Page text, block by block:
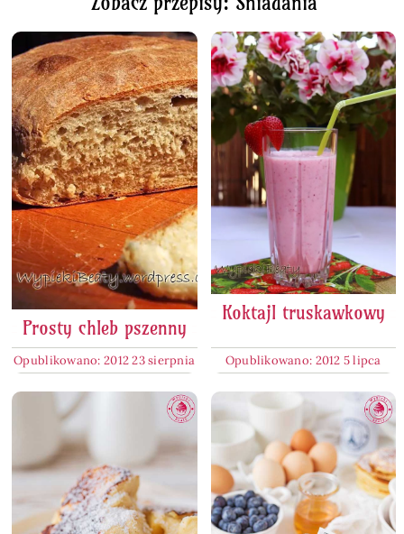
Prosty chleb pszenny
Opublikowano: 2012 23 sierpnia
Koktajl truskawkowy
Opublikowano: 2012 5 lipca